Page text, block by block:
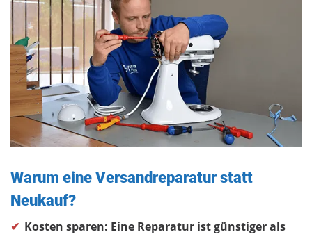
Warum eine Versandreparatur statt
Neukauf?
Kosten sparen: Eine Reparatur ist günstiger als